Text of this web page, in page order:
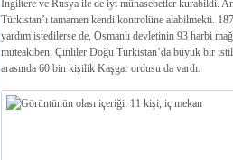
İngiltere ve Rusya ile de iyi münasebetler kurabildi.
Türkistan’ı tamamen kendi kontrolüne alabilmekti.
yardım istedilerse de, Osmanlı devletinin 93 harbi
müteakiben, Çinliler Doğu Türkistan’da büyük bir
arasında 60 bin kişilik Kaşgar ordusu da vardı.